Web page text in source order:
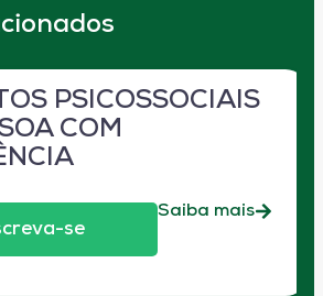
PSICOSSOCIAIS
COM
se
Saiba mais